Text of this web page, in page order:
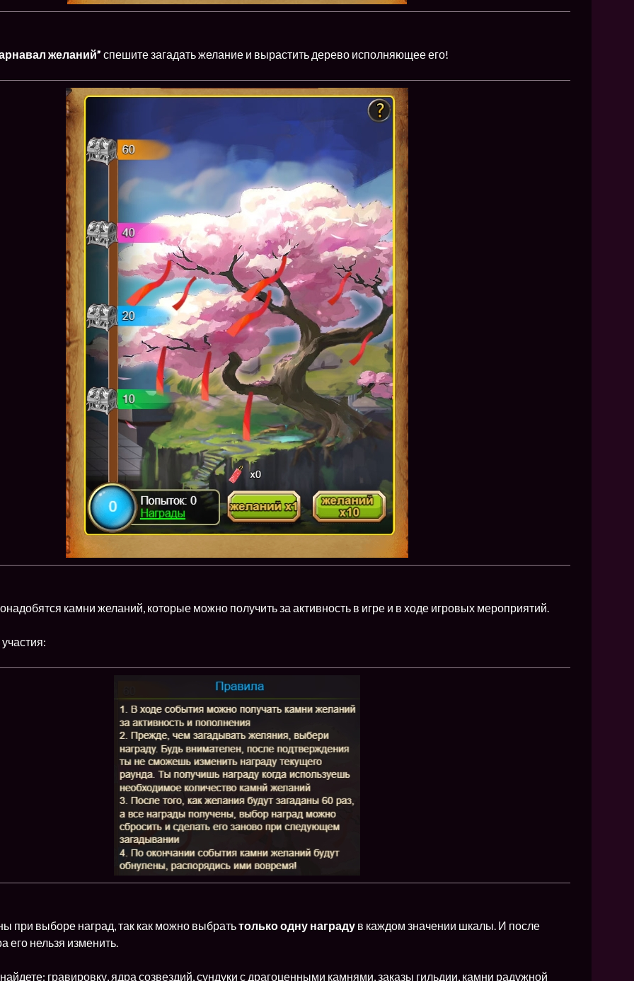
желаний” спешите загадать желание и вырастить дерево исполняющее его!
камни желаний, которые можно получить за активность в игре и в ходе игровых мероприятий.
при выборе наград, так как можно выбратьтолько одну награду в каждом значении шкалы. И после
его нельзя изменить.
гравировку, ядра созвездий, сундуки с драгоценными камнями, заказы гильдии, камни радужной